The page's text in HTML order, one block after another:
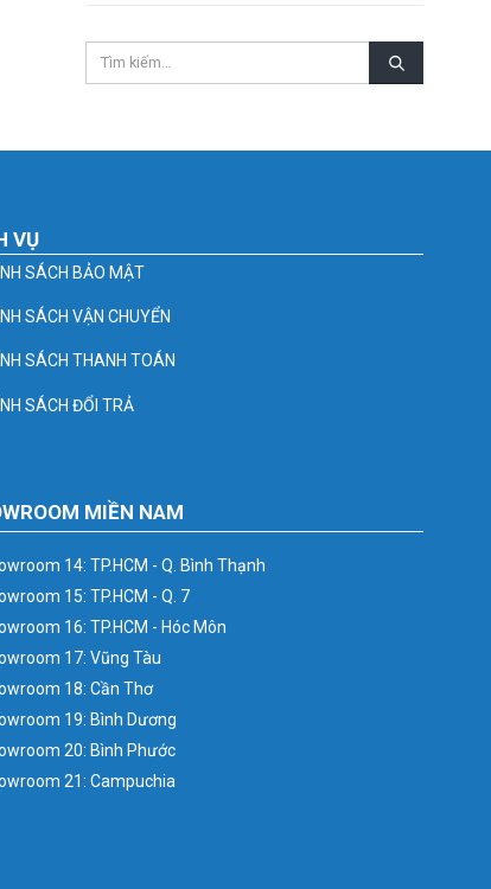
VỤ
SÁCH BẢO MẬT
SÁCH VẬN CHUYỂN
SÁCH THANH TOÁN
SÁCH ĐỔI TRẢ
MIỀN NAM
14: TP.HCM - Q. Bình Thạnh
15: TP.HCM - Q. 7
16: TP.HCM - Hóc Môn
17: Vũng Tàu
18: Cần Thơ
19: Bình Dương
20: Bình Phước
21: Campuchia